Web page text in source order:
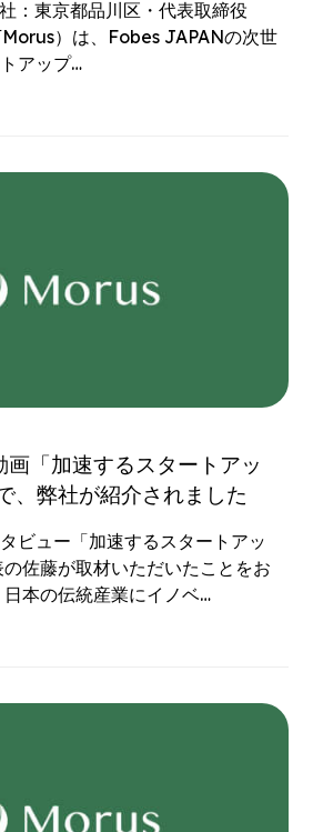
：東京都品川区・代表取締役
）は、Fobes JAPANの次世
アップ…
「加速するスタートアッ
、弊社が紹介されました
ビュー「加速するスタートアッ
佐藤が取材いただいたことをお
本の伝統産業にイノベ…